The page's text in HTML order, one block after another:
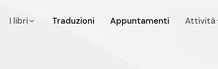
I libri Traduzioni Appuntamenti Attività